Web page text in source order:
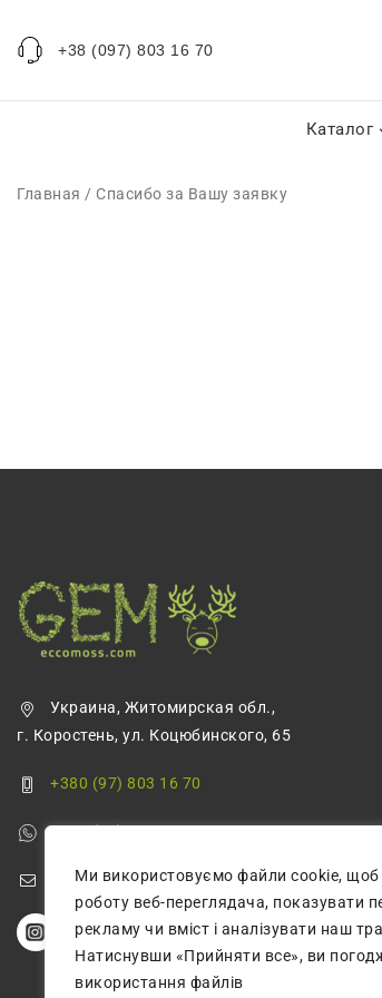
Ми використовуємо файли cookie,
роботу веб-переглядача, показувати
рекламу чи вміст і аналізувати наш
Натиснувши «Прийняти все», ви
використання файлів
+38 (097) 803 16 70
Каталог
Главная / Спасибо за Вашу заявку
Украина, Житомирская обл.,
г. Коростень, ул. Коцюбинского, 65
+380 (97) 803 16 70
+380 (68) 355 68 57
greenmossecco@gmail.com